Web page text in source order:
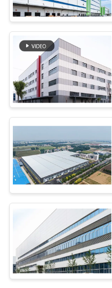
ONS
NEEM
CONTACT
ONS
OP
NIEUWS
GEVALLEN
SITEMAP
stalen
magazijn